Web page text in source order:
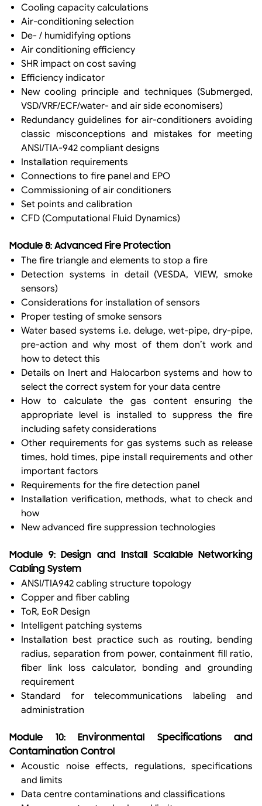
Cooling capacity calculations
Air-conditioning selection
De- / humidifying options
Air conditioning efficiency
SHR impact on cost saving
Efficiency indicator
New cooling principle and techniques (Submerged,
VSD/VRF/ECF/water- and air side economisers)
Redundancy guidelines for air-conditioners avoiding
classic misconceptions and mistakes for meeting
ANSI/TIA-942 compliant designs
Installation requirements
Connections to fire panel and EPO
Commissioning of air conditioners
Set points and calibration
CFD (Computational Fluid Dynamics)
Module 8: Advanced Fire Protection
The fire triangle and elements to stop a fire
Detection systems in detail (VESDA, VIEW, smoke
sensors)
Considerations for installation of sensors
Proper testing of smoke sensors
Water based systems i.e. deluge, wet-pipe, dry-pipe,
pre-action and why most of them don’t work and
how to detect this
Details on Inert and Halocarbon systems and how to
select the correct system for your data centre
How to calculate the gas content ensuring the
appropriate level is installed to suppress the fire
including safety considerations
Other requirements for gas systems such as release
times, hold times, pipe install requirements and other
important factors
Requirements for the fire detection panel
Installation verification, methods, what to check and
how
New advanced fire suppression technologies
Module 9: Design and Install Scalable Networking
Cabling System
ANSI/TIA942 cabling structure topology
Copper and fiber cabling
ToR, EoR Design
Intelligent patching systems
Installation best practice such as routing, bending
radius, separation from power, containment fill ratio,
fiber link loss calculator, bonding and grounding
requirement
Standard for telecommunications labeling and
administration
Module 10: Environmental Specifications and
Contamination Control
Acoustic noise effects, regulations, specifications
and limits
Data centre contaminations and classifications